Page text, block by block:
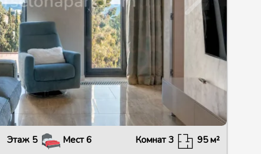
Этаж 5 Мест6 Комнат3 95м²